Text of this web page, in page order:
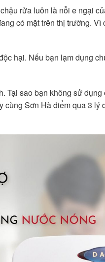
rửa luôn là nỗi e ngại
có mặt trên thị trường.
hại. Nếu bạn lạm dụng
Tại sao bạn không sử
Sơn Hà điểm qua 3